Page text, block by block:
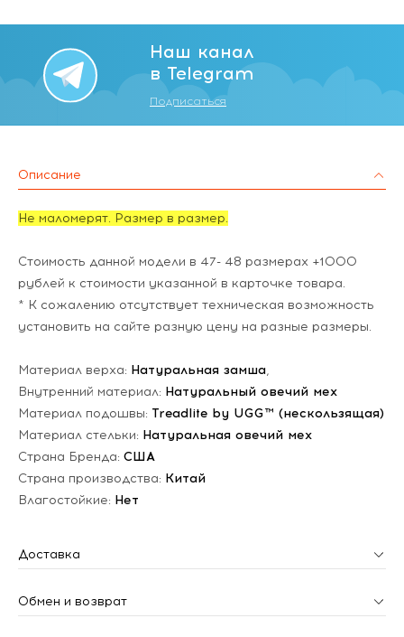
Наш канал
в Telegram
Подписаться
Описание
Не маломерят. Размер в размер.
Стоимость данной модели в 47- 48 размерах +1000
рублей к стоимости указанной в карточке товара.
* К сожалению отсутствует техническая возможность
установить на сайте разную цену на разные размеры.
Материал верха: Натуральная замша,
Внутренний материал: Натуральный овечий мех
Материал подошвы: Treadlite by UGG™ (нескользящая)
Материал стельки: Натуральная овечий мех
Страна Бренда: США
Страна производства: Китай
Влагостойкие: Нет
Доставка
Обмен и возврат